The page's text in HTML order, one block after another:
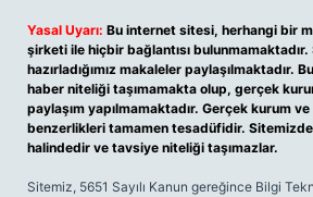
Yasal Uyarı: Bu internet sitesi, herhangi bir
şirketi ile hiçbir bağlantısı
hazırladığımız makaleler paylaşılmaktadır.
haber niteliği taşımamakta olup, gerçek
paylaşım yapılmamaktadır. Gerçek kurum
benzerlikleri tamamen tesadüfidir.
halindedir ve tavsiye niteliği taşımazlar.
Sitemiz, 5651 Sayılı Kanun gereğince Bilgi